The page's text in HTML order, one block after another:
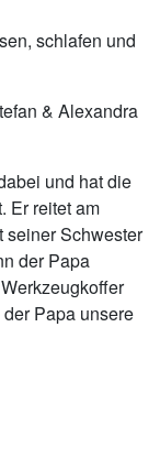
schlafen und
& Alexandra
und hat die
Er reitet am
seiner Schwester
der Papa
Papa unsere